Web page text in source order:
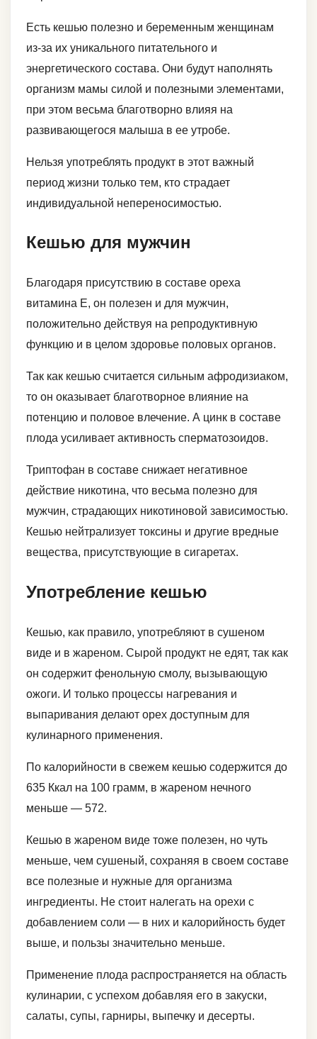
Есть кешью полезно и беременным женщинам
из-за их уникального питательного и
энергетического состава. Они будут наполнять
организм мамы силой и полезными элементами,
при этом весьма благотворно влияя на
развивающегося малыша в ее утробе.
Нельзя употреблять продукт в этот важный
период жизни только тем, кто страдает
индивидуальной непереносимостью.
Кешью для мужчин
Благодаря присутствию в составе ореха
витамина Е, он полезен и для мужчин,
положительно действуя на репродуктивную
функцию и в целом здоровье половых органов.
Так как кешью считается сильным афродизиаком,
то он оказывает благотворное влияние на
потенцию и половое влечение. А цинк в составе
плода усиливает активность сперматозоидов.
Триптофан в составе снижает негативное
действие никотина, что весьма полезно для
мужчин, страдающих никотиновой зависимостью.
Кешью нейтрализует токсины и другие вредные
вещества, присутствующие в сигаретах.
Употребление кешью
Кешью, как правило, употребляют в сушеном
виде и в жареном. Сырой продукт не едят, так как
он содержит фенольную смолу, вызывающую
ожоги. И только процессы нагревания и
выпаривания делают орех доступным для
кулинарного применения.
По калорийности в свежем кешью содержится до
635 Ккал на 100 грамм, в жареном нечного
меньше — 572.
Кешью в жареном виде тоже полезен, но чуть
меньше, чем сушеный, сохраняя в своем составе
все полезные и нужные для организма
ингредиенты. Не стоит налегать на орехи с
добавлением соли — в них и калорийность будет
выше, и пользы значительно меньше.
Применение плода распространяется на область
кулинарии, с успехом добавляя его в закуски,
салаты, супы, гарниры, выпечку и десерты.